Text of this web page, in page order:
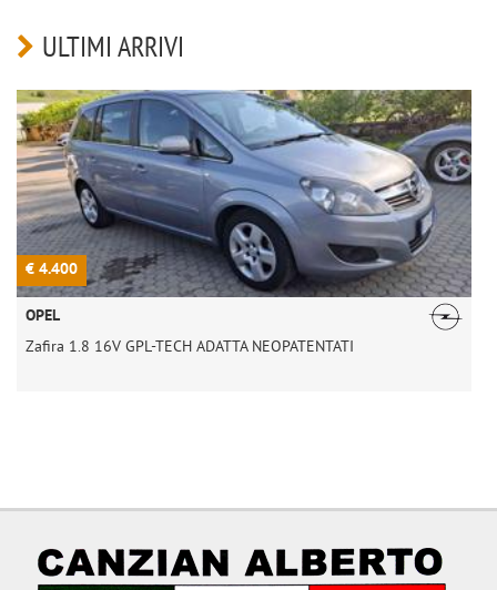
ULTIMI ARRIVI
€ 4.400
OPEL
Zafira 1.8 16V GPL-TECH ADATTA NEOPATENTATI